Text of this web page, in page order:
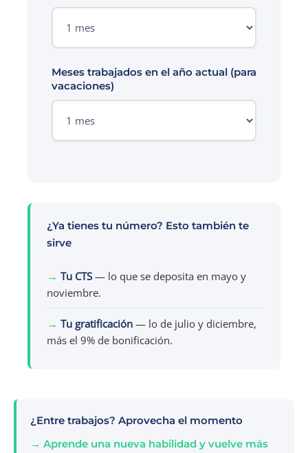
Meses trabajados en el año actual (para
vacaciones)
¿Ya tienes tu número? Esto también te
sirve
→ Tu CTS — lo que se deposita en mayo y
noviembre.
→ Tu gratificación — lo de julio y diciembre,
más el 9% de bonificación.
¿Entre trabajos? Aprovecha el momento
→ Aprende una nueva habilidad y vuelve más